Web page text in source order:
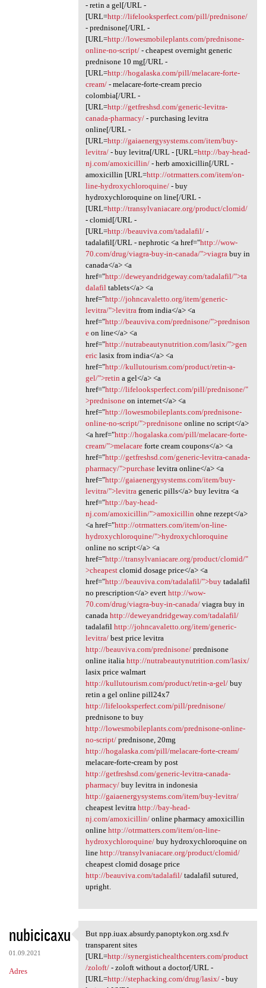
- retin a gel[/URL -
[URL=http://lifelooksperfect.com/pill/prednisone/
- prednisone[/URL -
[URL=http://lowesmobileplants.com/prednisone-
online-no-script/- cheapest overnight generic
prednisone 10 mg[/URL -
[URL=http://hogalaska.com/pill/melacare-forte-
cream/- melacare-forte-cream precio
colombia[/URL -
[URL=http://getfreshsd.com/generic-levitra-
canada-pharmacy/- purchasing levitra
online[/URL -
[URL=http://gaiaenergysystems.com/item/buy-
levitra/- buy levitra[/URL - [URL=http://bay-head-
nj.com/amoxicillin/- herb amoxicillin[/URL -
amoxicillin [URL=http://otrmatters.com/item/on-
line-hydroxychloroquine/- buy
hydroxychloroquine on line[/URL -
[URL=http://transylvaniacare.org/product/clomid/
- clomid[/URL -
[URL=http://beauviva.com/tadalafil/-
tadalafil[/URL - nephrotic <a href="http://wow-
70.com/drug/viagra-buy-in-canada/">viagrabuy in
canada</a> <a
href="http://deweyandridgeway.com/tadalafil/">ta
dalafiltablets</a> <a
href="http://johncavaletto.org/item/generic-
levitra/">levitrafrom india</a> <a
href="http://beauviva.com/prednisone/">prednison
eon line</a> <a
href="http://nutrabeautynutrition.com/lasix/">gen
ericlasix from india</a> <a
href="http://kullutourism.com/product/retin-a-
gel/">retin a gel</a> <a
href="http://lifelooksperfect.com/pill/prednisone/"
>prednisoneon internet</a> <a
href="http://lowesmobileplants.com/prednisone-
online-no-script/">prednisoneonline no script</a>
<a href="http://hogalaska.com/pill/melacare-forte-
cream/">melacareforte cream coupons</a> <a
href="http://getfreshsd.com/generic-levitra-canada-
pharmacy/">purchaselevitra online</a> <a
href="http://gaiaenergysystems.com/item/buy-
levitra/">levitrageneric pills</a> buy levitra <a
href="http://bay-head-
nj.com/amoxicillin/">amoxicillin ohne rezept</a>
<a href="http://otrmatters.com/item/on-line-
hydroxychloroquine/">hydroxychloroquine
online no script</a> <a
href="http://transylvaniacare.org/product/clomid/"
>cheapestclomid dosage price</a> <a
href="http://beauviva.com/tadalafil/">buytadalafil
no prescription</a> evert http://wow-
70.com/drug/viagra-buy-in-canada/viagra buy in
canada http://deweyandridgeway.com/tadalafil/
tadalafil http://johncavaletto.org/item/generic-
levitra/best price levitra
http://beauviva.com/prednisone/prednisone
online italia http://nutrabeautynutrition.com/lasix/
lasix price walmart
http://kullutourism.com/product/retin-a-gel/buy
retin a gel online pill24x7
http://lifelooksperfect.com/pill/prednisone/
prednisone to buy
http://lowesmobileplants.com/prednisone-online-
no-script/prednisone, 20mg
http://hogalaska.com/pill/melacare-forte-cream/
melacare-forte-cream by post
http://getfreshsd.com/generic-levitra-canada-
pharmacy/buy levitra in indonesia
http://gaiaenergysystems.com/item/buy-levitra/
cheapest levitra http://bay-head-
nj.com/amoxicillin/online pharmacy amoxicillin
online http://otrmatters.com/item/on-line-
hydroxychloroquine/buy hydroxychloroquine on
line http://transylvaniacare.org/product/clomid/
cheapest clomid dosage price
http://beauviva.com/tadalafil/tadalafil sutured,
upright.
nubicicaxu
01.09.2021
Adres
But npp.iuax.absurdy
But npp.iuax.absurdy.panoptykon.org.xsd.fv
transparent sites
[URL=http://synergistichealthcenters.com/product
/zoloft/- zoloft without a doctor[/URL -
[URL=http://stephacking.com/drug/lasix/- buy